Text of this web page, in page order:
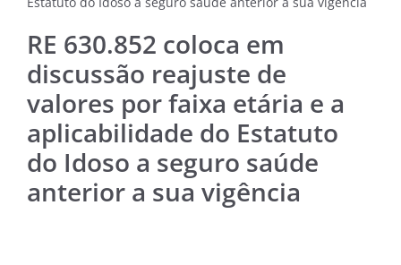
RE 630.852 coloca em
discussão reajuste de
valores por faixa etária e a
aplicabilidade do Estatuto
do Idoso a seguro saúde
anterior a sua vigência